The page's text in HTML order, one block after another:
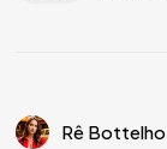
Rê Bottelho